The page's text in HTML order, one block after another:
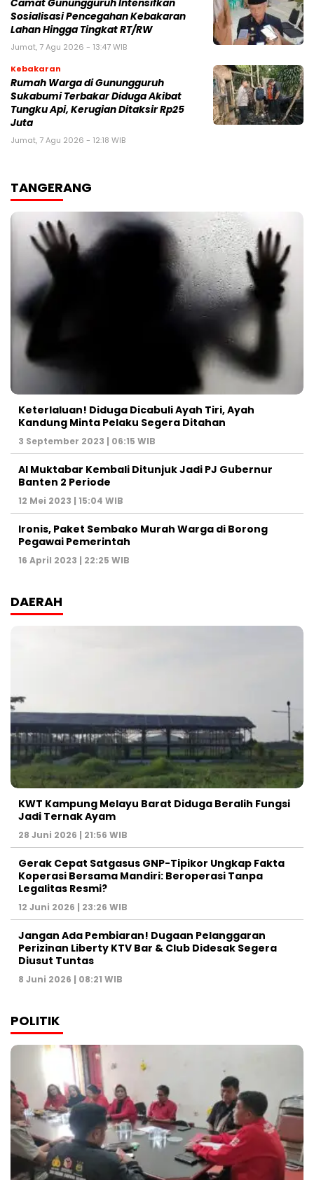
‎‎Camat Gunungguruh Intensifkan
Sosialisasi Pencegahan Kebakaran
Lahan Hingga Tingkat RT/RW‎
Jumat, 7 Agu 2026 - 13:47 WIB
Kebakaran
‎Rumah Warga di Gunungguruh
Sukabumi Terbakar Diduga Akibat
Tungku Api, Kerugian Ditaksir Rp25
Juta
Jumat, 7 Agu 2026 - 12:18 WIB
TANGERANG
Keterlaluan! Diduga Dicabuli Ayah Tiri, Ayah
Kandung Minta Pelaku Segera Ditahan
3 September 2023 | 06:15 WIB
Al Muktabar Kembali Ditunjuk Jadi PJ Gubernur
Banten 2 Periode
12 Mei 2023 | 15:04 WIB
Ironis, Paket Sembako Murah Warga di Borong
Pegawai Pemerintah
16 April 2023 | 22:25 WIB
DAERAH
KWT Kampung Melayu Barat Diduga Beralih Fungsi
Jadi Ternak Ayam
28 Juni 2026 | 21:56 WIB
Gerak Cepat Satgasus GNP-Tipikor Ungkap Fakta
Koperasi Bersama Mandiri: Beroperasi Tanpa
Legalitas Resmi?
12 Juni 2026 | 23:26 WIB
Jangan Ada Pembiaran! Dugaan Pelanggaran
Perizinan Liberty KTV Bar & Club Didesak Segera
Diusut Tuntas
8 Juni 2026 | 08:21 WIB
POLITIK